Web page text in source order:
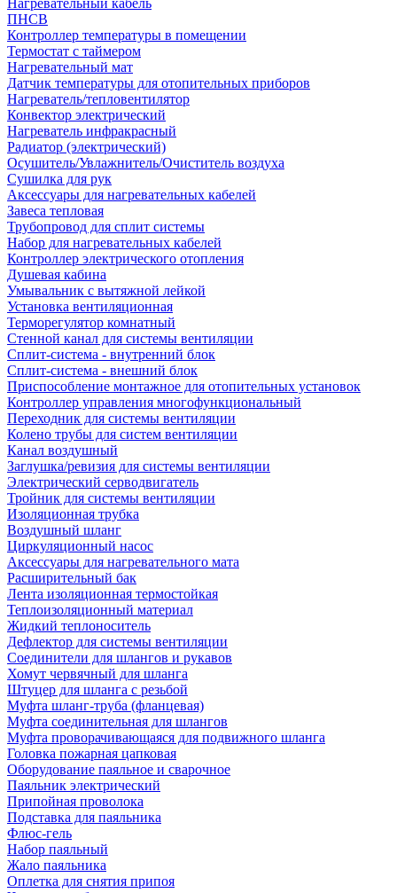
Нагревательный кабель
ПНСВ
Контроллер температуры в помещении
Термостат с таймером
Нагревательный мат
Датчик температуры для отопительных приборов
Нагреватель/тепловентилятор
Конвектор электрический
Нагреватель инфракрасный
Радиатор (электрический)
Осушитель/Увлажнитель/Очиститель воздуха
Сушилка для рук
Аксессуары для нагревательных кабелей
Завеса тепловая
Трубопровод для сплит системы
Набор для нагревательных кабелей
Контроллер электрического отопления
Душевая кабина
Умывальник с вытяжной лейкой
Установка вентиляционная
Терморегулятор комнатный
Стенной канал для системы вентиляции
Сплит-система - внутренний блок
Сплит-система - внешний блок
Приспособление монтажное для отопительных установок
Контроллер управления многофункциональный
Переходник для системы вентиляции
Колено трубы для систем вентиляции
Канал воздушный
Заглушка/ревизия для системы вентиляции
Электрический серводвигатель
Тройник для системы вентиляции
Изоляционная трубка
Воздушный шланг
Циркуляционный насос
Аксессуары для нагревательного мата
Расширительный бак
Лента изоляционная термостойкая
Теплоизоляционный материал
Жидкий теплоноситель
Дефлектор для системы вентиляции
Соединители для шлангов и рукавов
Хомут червячный для шланга
Штуцер для шланга с резьбой
Муфта шланг-труба (фланцевая)
Муфта соединительная для шлангов
Муфта проворачивающаяся для подвижного шланга
Головка пожарная цапковая
Оборудование паяльное и сварочное
Паяльник электрический
Припойная проволока
Подставка для паяльника
Флюс-гель
Набор паяльный
Жало паяльника
Оплетка для снятия припоя